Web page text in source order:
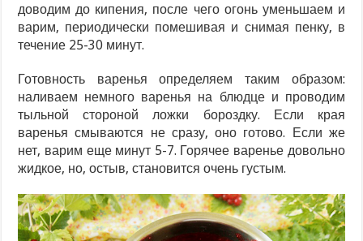
доводим до кипения, после чего огонь уменьшаем и
варим, периодически помешивая и снимая пенку, в
течение 25-30 минут.
Готовность варенья определяем таким образом:
наливаем немного варенья на блюдце и проводим
тыльной стороной ложки бороздку. Если края
варенья смываются не сразу, оно готово. Если же
нет, варим еще минут 5-7. Горячее варенье довольно
жидкое, но, остыв, становится очень густым.